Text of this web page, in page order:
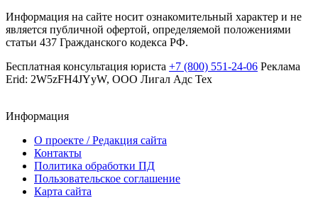
Информация на сайте носит ознакомительный характер и не
является публичной офертой, определяемой положениями
статьи 437 Гражданского кодекса РФ.
Бесплатная консультация юриста +7 (800) 551-24-06 Реклама
Erid: 2W5zFH4JYyW, ООО Лигал Адс Тех
Информация
О проекте / Редакция сайта
Контакты
Политика обработки ПД
Пользовательское соглашение
Карта сайта